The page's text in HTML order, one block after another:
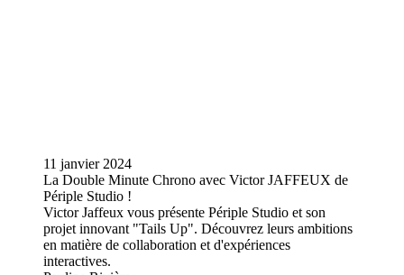
11 janvier 2024
La Double Minute Chrono avec Victor JAFFEUX de
Périple Studio !
Victor Jaffeux vous présente Périple Studio et son
projet innovant "Tails Up". Découvrez leurs ambitions
en matière de collaboration et d'expériences
interactives.